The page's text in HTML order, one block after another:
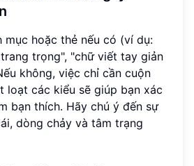
mục hoặc thẻ nếu có (ví dụ:
trọng", "chữ viết tay giản
không, việc chỉ cần cuộn
loạt các kiểu sẽ giúp bạn xác
bạn thích. Hãy chú ý đến sự
dòng chảy và tâm trạng